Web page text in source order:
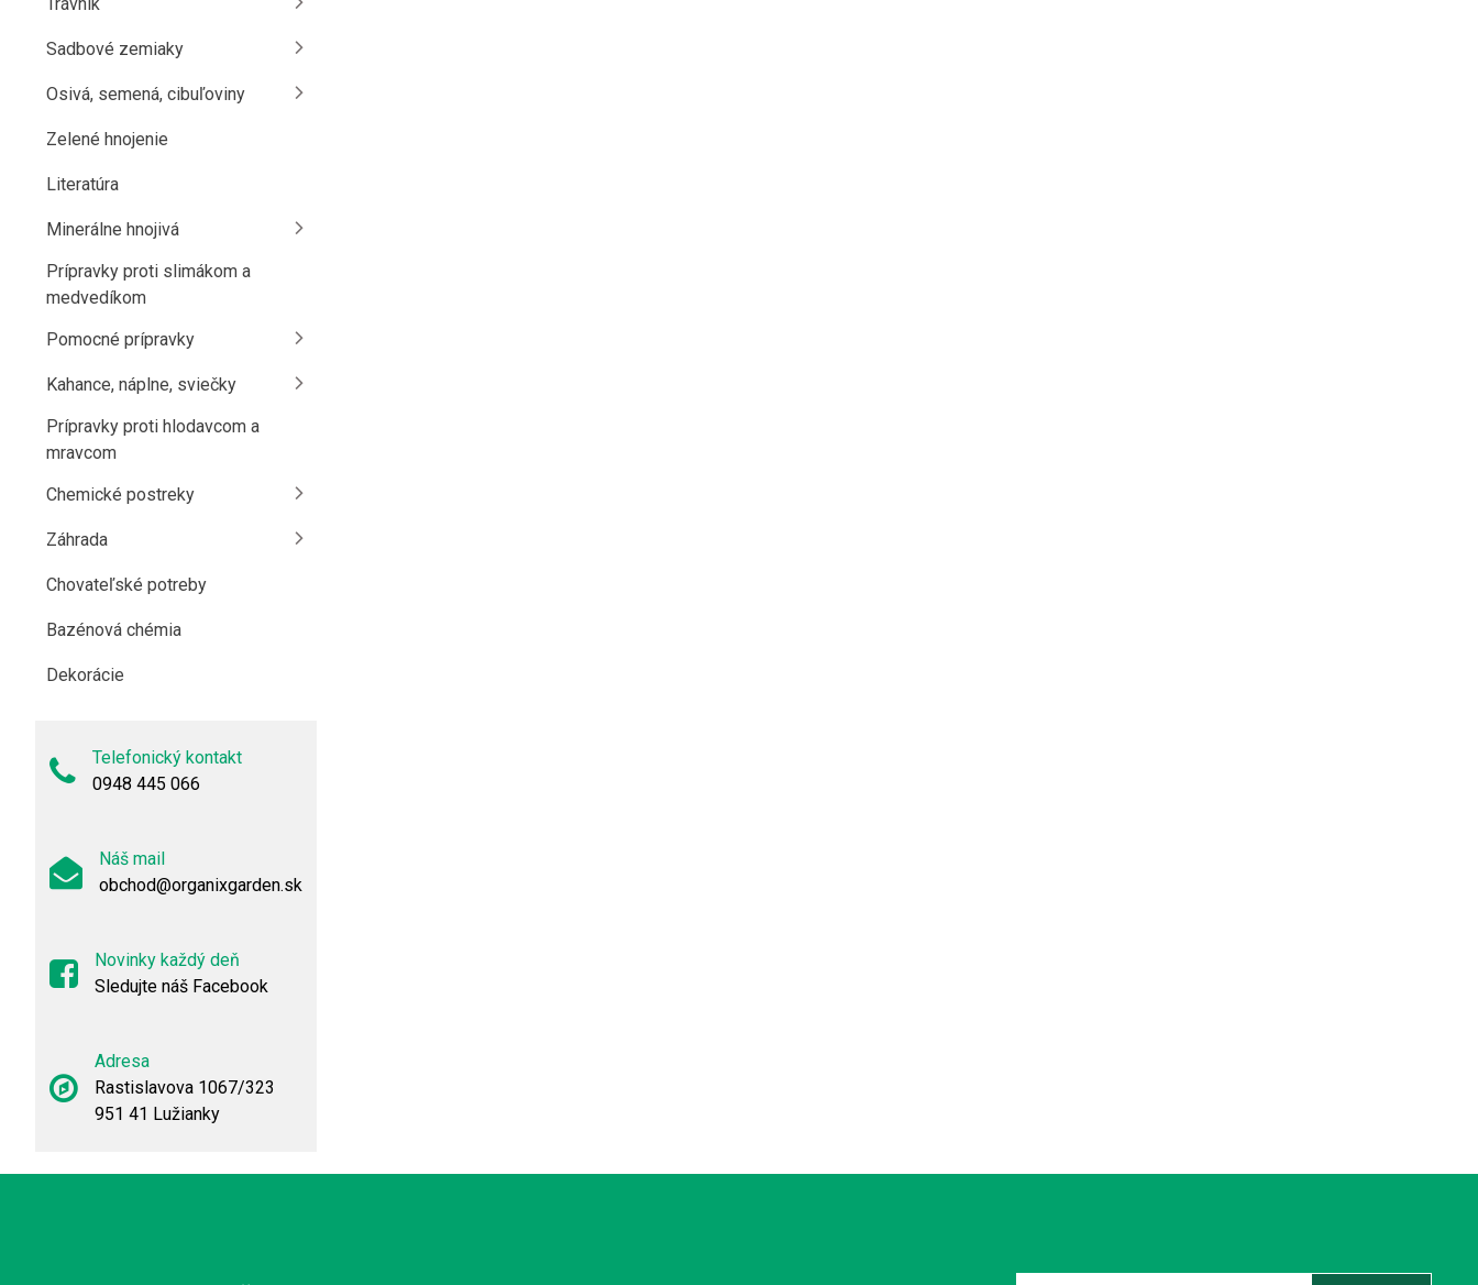
Sadbové zemiaky
Osivá, semená, cibuľoviny
Zelené hnojenie
Literatúra
Minerálne hnojivá
Prípravky proti slimákom a
medvedíkom
Pomocné prípravky
Kahance, náplne, sviečky
Prípravky proti hlodavcom a
mravcom
Chemické postreky
Záhrada
Chovateľské potreby
Bazénová chémia
Dekorácie
Telefonický kontakt
0948 445 066
Náš mail
obchod@organixgarden.sk
Novinky každý deň
Sledujte náš Facebook
Adresa
Rastislavova 1067/323
951 41 Lužianky